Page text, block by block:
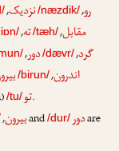
رو,
/næzdik/نزدیک,
مقابل,
/tæh/ته,
گرد,
/dævr/دور,
اندرون,
/birun/
/tu/تو.
بیرون, and/dur/دورare